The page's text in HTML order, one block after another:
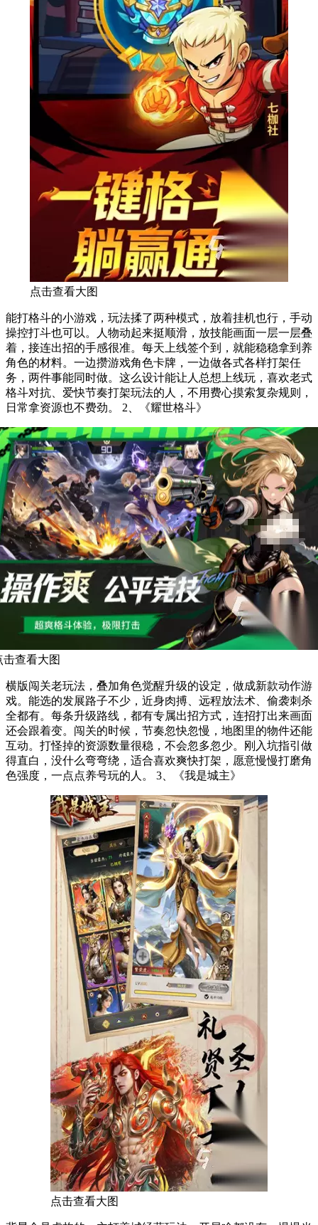
点击查看大图
能打格斗的小游戏，玩法揉了两种模式，放着挂机也行，手动
操控打斗也可以。人物动起来挺顺滑，放技能画面一层一层叠
着，接连出招的手感很准。每天上线签个到，就能稳稳拿到养
角色的材料。一边攒游戏角色卡牌，一边做各式各样打架任
务，两件事能同时做。这么设计能让人总想上线玩，喜欢老式
格斗对抗、爱快节奏打架玩法的人，不用费心摸索复杂规则，
日常拿资源也不费劲。 2、《耀世格斗》
击查看大图
横版闯关老玩法，叠加角色觉醒升级的设定，做成新款动作游
戏。能选的发展路子不少，近身肉搏、远程放法术、偷袭刺杀
全都有。每条升级路线，都有专属出招方式，连招打出来画面
还会跟着变。闯关的时候，节奏忽快忽慢，地图里的物件还能
互动。打怪掉的资源数量很稳，不会忽多忽少。刚入坑指引做
得直白，没什么弯弯绕，适合喜欢爽快打架，愿意慢慢打磨角
色强度，一点点养号玩的人。 3、《我是城主》
点击查看大图